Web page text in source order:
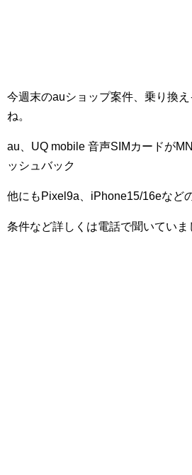
今週末のauショップ案件、乗り換
ね。
au、UQ mobile 音声SIMカードが
ッシュバック
他にもPixel9a、iPhone15/16eなど
条件など詳しくは電話で聞いていま